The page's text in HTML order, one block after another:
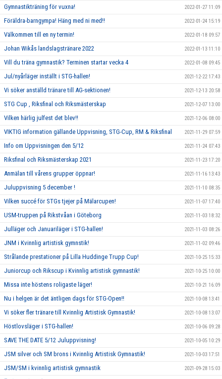
Gymnastikträning för vuxna! 2022-01-27 11:09
Föräldra-barngympa! Häng med ni med!! 2022-01-24 15:19
Välkommen till en ny termin! 2022-01-18 09:57
Johan Wikås landslagstränare 2022 2022-01-13 11:10
Vill du träna gymnastik? Terminen startar vecka 4 2022-01-08 09:45
Jul/nyårläger inställt i STG-hallen! 2021-12-22 17:43
Vi söker anställd tränare till AG-sektionen! 2021-12-13 20:58
STG Cup , Riksfinal och Riksmästerskap 2021-12-07 13:00
Vilken härlig julfest det blev!! 2021-12-06 08:00
VIKTIG information gällande Uppvisning, STG-Cup, RM & Riksfinal 2021-11-29 07:59
Info om Uppvisningen den 5/12 2021-11-24 07:43
Riksfinal och Riksmästerskap 2021 2021-11-23 17:20
Anmälan till vårens grupper öppnar! 2021-11-16 13:43
Juluppvisning 5 december ! 2021-11-10 08:35
Vilken succé för STGs tjejer på Mälarcupen! 2021-11-07 17:40
USM-truppen på Rikstvåan i Göteborg 2021-11-03 18:32
Julläger och Januariläger i STG-hallen! 2021-11-03 08:26
JNM i Kvinnlig artistisk gymnstik! 2021-11-02 09:46
Strålande prestationer på Lilla Huddinge Trupp Cup! 2021-10-25 15:33
Juniorcup och Rikscup i Kvinnlig artistisk gymnastik! 2021-10-25 10:00
Missa inte höstens roligaste läger! 2021-10-21 16:09
Nu i helgen är det äntligen dags för STG-Open!! 2021-10-08 13:41
Vi söker fler tränare till Kvinnlig Artistisk Gymnastik! 2021-10-08 13:07
Höstlovsläger i STG-hallen! 2021-10-06 09:28
SAVE THE DATE 5/12 Juluppvisning! 2021-10-05 10:29
JSM silver och SM brons i Kvinnlig Artistisk Gymnastik! 2021-10-03 17:51
JSM/SM i kvinnlig artistisk gymnastik 2021-09-28 15:03